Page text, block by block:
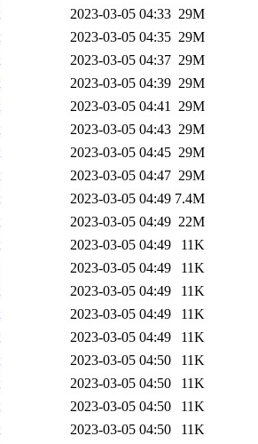
2023-03-05 04:33 29M
2023-03-05 04:35 29M
2023-03-05 04:37 29M
2023-03-05 04:39 29M
2023-03-05 04:41 29M
2023-03-05 04:43 29M
2023-03-05 04:45 29M
2023-03-05 04:47 29M
2023-03-05 04:49 7.4M
2023-03-05 04:49 22M
2023-03-05 04:49
11K
2023-03-05 04:49
11K
2023-03-05 04:49
11K
2023-03-05 04:49
11K
2023-03-05 04:49
11K
2023-03-05 04:50
11K
2023-03-05 04:50
11K
2023-03-05 04:50
11K
2023-03-05 04:50
11K